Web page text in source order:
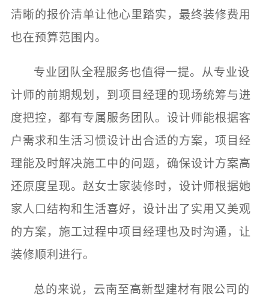
清晰的报价清单让他心里踏实，最终装修费用
也在预算范围内。
专业团队全程服务也值得一提。从专业设
计师的前期规划，到项目经理的现场统筹与进
度把控，都有专属服务团队。设计师能根据客
户需求和生活习惯设计出合适的方案，项目经
理能及时解决施工中的问题，确保设计方案高
还原度呈现。赵女士家装修时，设计师根据她
家人口结构和生活喜好，设计出了实用又美观
的方案，施工过程中项目经理也及时沟通，让
装修顺利进行。
总的来说，云南至高新型建材有限公司的